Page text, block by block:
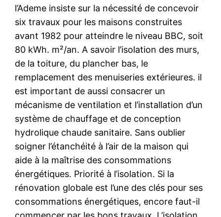
l’Ademe insiste sur la nécessité de concevoir
six travaux pour les maisons construites
avant 1982 pour atteindre le niveau BBC, soit
80 kWh. m²/an. A savoir l’isolation des murs,
de la toiture, du plancher bas, le
remplacement des menuiseries extérieures. il
est important de aussi consacrer un
mécanisme de ventilation et l’installation d’un
système de chauffage et de conception
hydrolique chaude sanitaire. Sans oublier
soigner l’étanchéité à l’air de la maison qui
aide à la maîtrise des consommations
énergétiques. Priorité à l’isolation. Si la
rénovation globale est l’une des clés pour ses
consommations énergétiques, encore faut-il